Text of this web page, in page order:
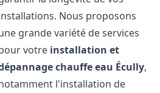
Nous proposons
grande variété de services
votre installation et
chauffe eau Écully,
l'installation de